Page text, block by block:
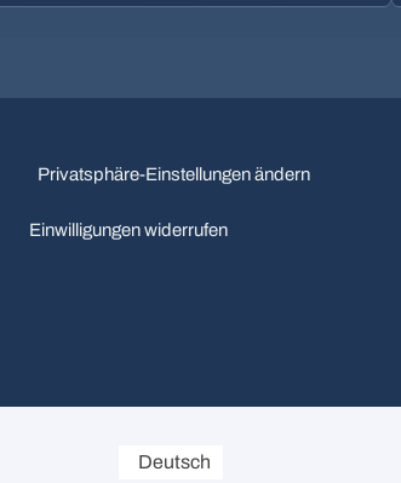
Privatsphäre-Einstellungen ändern
Einwilligungen widerrufen
Deutsch